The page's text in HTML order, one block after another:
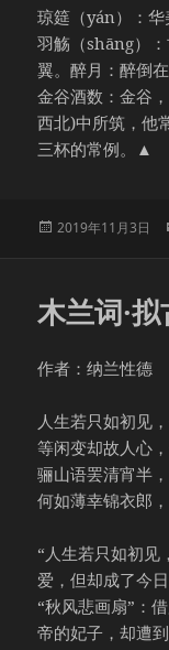
琼筵（yán）：华
羽觞（shāng）
翼。醉月：醉倒在
金谷酒数：金谷
西北)中所筑，他
三杯的常例。▲
发
2019年11月3日
木兰词·
作者：纳兰性德
人生若只如初见
等闲变却故人心
骊山语罢清宵半
何如薄幸锦衣郎
“人生若只如初见
爱，但却成了今
“秋风悲画扇”：
帝的妃子，却遭